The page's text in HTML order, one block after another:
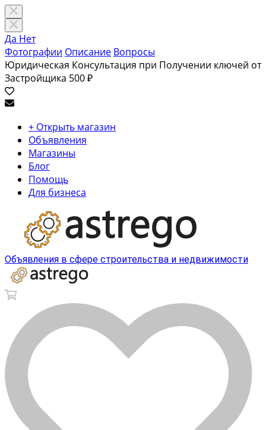
Да Нет
Фотографии Описание Вопросы
Юридическая Консультация при Получении ключей от
Застройщика 500 ₽
+ Открыть магазин
Объявления
Магазины
Блог
Помощь
Для бизнеса
Объявления в сфере строительства и недвижимости